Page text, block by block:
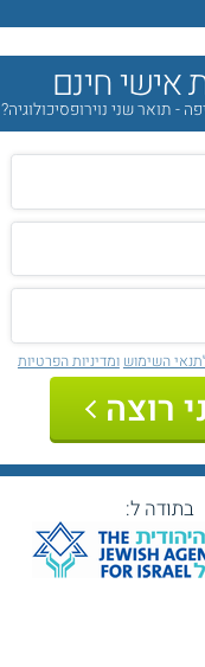
אישי חינם
- תואר שני נוירופסיכולוגיה?
השימוש ומדיניות הפרטיות
רוצה
בתודה ל: